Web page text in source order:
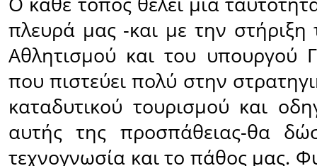
πλευρά µας -και µε την στήριξη
Αθλητισμού και του υπουργού
που πιστεύει πολύ στην
καταδυτικού τουρισμού και
αυτής της προσπάθειας-θα
τεχνογνωσία και το πάθος µας.